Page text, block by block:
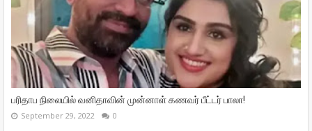
பரிதாப நிலையில் வனிதாவின் முன்னாள் கணவர் பீட்டர் பாலா!
September 29, 2022 0